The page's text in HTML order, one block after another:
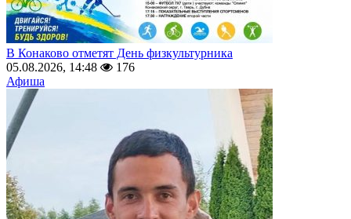
В Конаково отметят День физкультурника
05.08.2026, 14:48
176
Афиша